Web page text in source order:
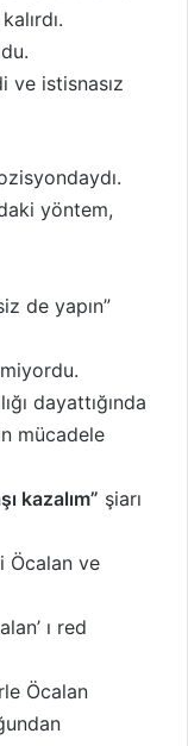
ve istisnasız
yöntem,
de yapın”
dayattığında
mücadele
kazalım” şiarı
Öcalan ve
ı red
Öcalan